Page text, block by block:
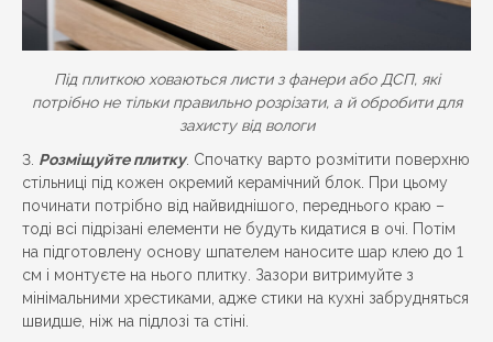
Під плиткою ховаються листи з фанери або ДСП, які
потрібно не тільки правильно розрізати, а й обробити для
захисту від вологи
Розміщуйте плитку. Спочатку варто розмітити поверхню
стільниці під кожен окремий керамічний блок. При цьому
починати потрібно від найвиднішого, переднього краю –
тоді всі підрізані елементи не будуть кидатися в очі. Потім
на підготовлену основу шпателем наносите шар клею до 1
см і монтуєте на нього плитку. Зазори витримуйте з
мінімальними хрестиками, адже стики на кухні забрудняться
швидше, ніж на підлозі та стіні.